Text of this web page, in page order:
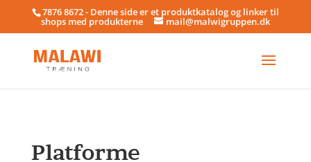
7876 8672 - Denne side er et produktkatalog og linker til
shops med produkterne mail@malwigruppen.dk
Platforme